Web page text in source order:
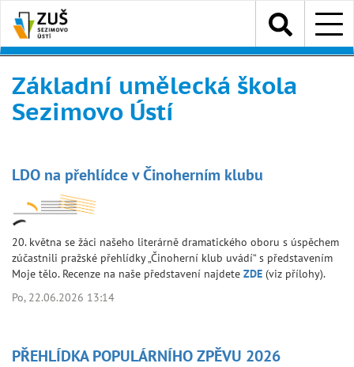
hlavnímu
obsahu
Menu
Základní umělecká škola
Sezimovo Ústí
LDO na přehlídce v Činoherním klubu
20. května se žáci našeho literárně dramatického oboru s úspěchem
zúčastnili pražské přehlídky „Činoherní klub uvádí“ s představením
Moje tělo. Recenze na naše představení najdete ZDE (viz přílohy).
Po, 22.06.2026 13:14
PŘEHLÍDKA POPULÁRNÍHO ZPĚVU 2026